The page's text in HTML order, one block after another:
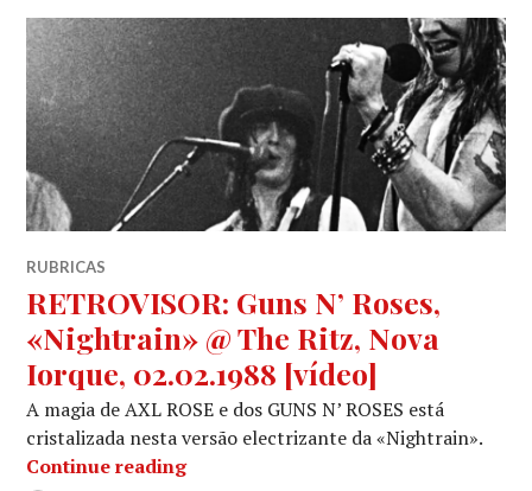
RUBRICAS
RETROVISOR: Guns N’ Roses,
«Nightrain» @ The Ritz, Nova
Iorque, 02.02.1988 [vídeo]
A magia de AXL ROSE e dos GUNS N’ ROSES está
cristalizada nesta versão electrizante da «Nightrain».
Continue readingRETROVISOR: Guns N’ Roses,